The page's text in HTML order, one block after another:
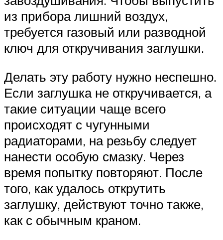
из прибора лишний воздух,
требуется газовый или разводной
ключ для откручивания заглушки.
Делать эту работу нужно неспешно.
Если заглушка не откручивается, а
такие ситуации чаще всего
происходят с чугунными
радиаторами, на резьбу следует
нанести особую смазку. Через
время попытку повторяют. После
того, как удалось открутить
заглушку, действуют точно также,
как с обычным краном.